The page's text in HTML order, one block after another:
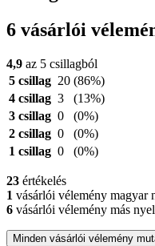
6 vásárlói
4,9 az 5 csillagból
5 csillag 20 (86%)
4 csillag 3
(13%)
3 csillag 0
(0%)
2 csillag 0
(0%)
1 csillag 0 (0%)
23 értékelés
1 vásárlói vélemény magyar
6 vásárlói vélemény más
Minden vásárlói vélemény